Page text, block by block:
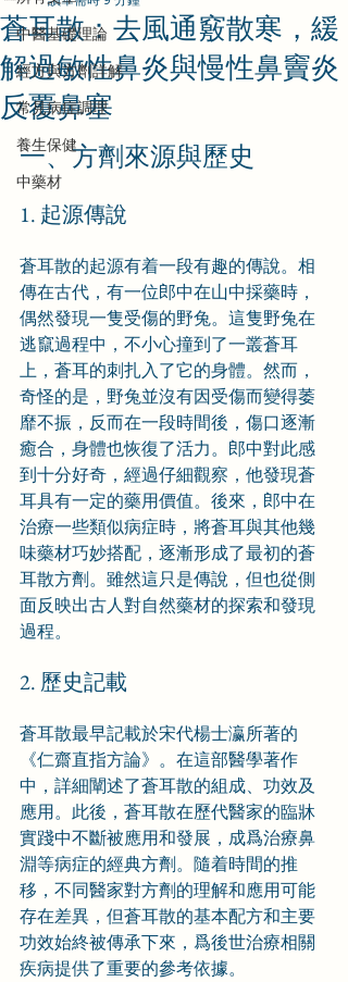
中醫基礎理論
經方與方劑詳解
常見病症調理
養生保健
中藥材
蒼耳散：去風通竅散寒，緩
解過敏性鼻炎與慢性鼻竇炎
反覆鼻塞
一、方劑來源與歷史
1. 起源傳說
蒼耳散的起源有着一段有趣的傳說。相
傳在古代，有一位郎中在山中採藥時，
偶然發現一隻受傷的野兔。這隻野兔在
逃竄過程中，不小心撞到了一叢蒼耳
上，蒼耳的刺扎入了它的身體。然而，
奇怪的是，野兔並沒有因受傷而變得萎
靡不振，反而在一段時間後，傷口逐漸
癒合，身體也恢復了活力。郎中對此感
到十分好奇，經過仔細觀察，他發現蒼
耳具有一定的藥用價值。後來，郎中在
治療一些類似病症時，將蒼耳與其他幾
味藥材巧妙搭配，逐漸形成了最初的蒼
耳散方劑。雖然這只是傳說，但也從側
面反映出古人對自然藥材的探索和發現
過程。
2. 歷史記載
蒼耳散最早記載於宋代楊士瀛所著的
《仁齋直指方論》。在這部醫學著作
中，詳細闡述了蒼耳散的組成、功效及
應用。此後，蒼耳散在歷代醫家的臨牀
實踐中不斷被應用和發展，成爲治療鼻
淵等病症的經典方劑。隨着時間的推
移，不同醫家對方劑的理解和應用可能
存在差異，但蒼耳散的基本配方和主要
功效始終被傳承下來，爲後世治療相關
疾病提供了重要的參考依據。